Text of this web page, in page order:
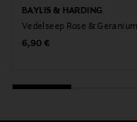
BAYLIS & HARDING
Vedelseep Rose &
Original Price
6,90 €